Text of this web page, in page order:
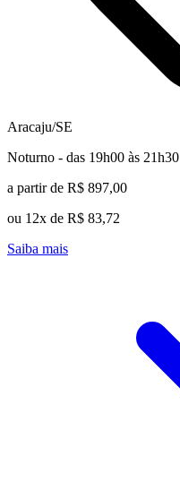
Aracaju/SE
Noturno - das 19h00 às 21h30
a partir de R$ 897,00
ou 12x de R$ 83,72
Saiba mais